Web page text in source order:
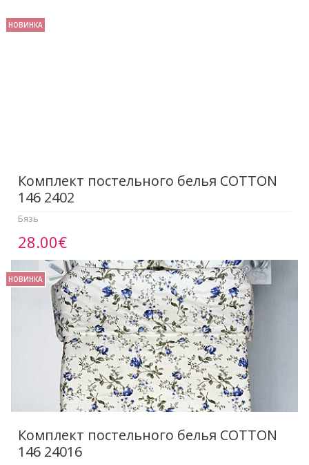
НОВИНКА
Комплект постельного белья COTTON
146 2402
Бязь
28.00€
НОВИНКА
Комплект постельного белья COTTON
146 24016